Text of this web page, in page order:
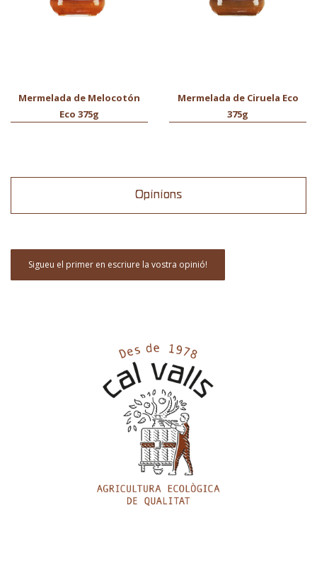
Mermelada de Melocotón
Eco 375g
Mermelada de Ciruela Eco
375g
Opinions
Sigueu el primer en escriure la vostra opinió!